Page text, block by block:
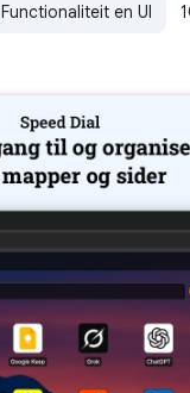
Functionaliteit en UI